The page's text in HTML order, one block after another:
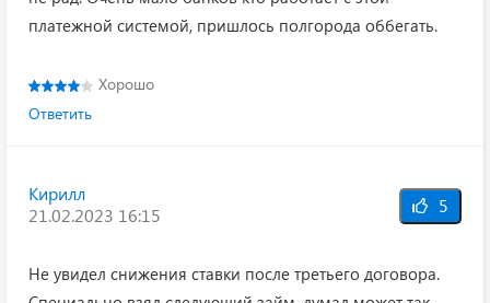
платежной системой, пришлось полгорода оббегать.
Хорошо
Ответить
Кирилл
21.02.2023 16:15
5
Не увидел снижения ставки после третьего договора.